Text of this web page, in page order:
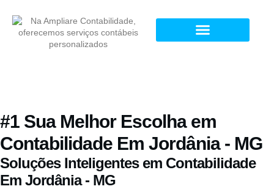
#1 Sua Melhor Escolha em
Contabilidade Em Jordânia - MG
Soluções Inteligentes em Contabilidade
Em Jordânia - MG